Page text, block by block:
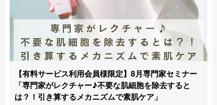
【有料サービス利用会員様限定】8月専門家セミナー
「専門家がレクチャー♪不要な肌細胞を除去すると
は？！引き算するメカニズムで素肌ケア」